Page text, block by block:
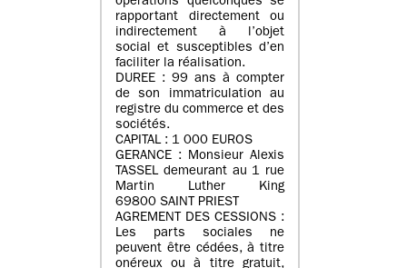
rapportant directement ou
indirectement à l’objet
social et susceptibles d’en
faciliter la réalisation.
DUREE : 99 ans à compter
de son immatriculation au
registre du commerce et des
sociétés.
CAPITAL : 1 000 EUROS
GERANCE : Monsieur Alexis
TASSEL demeurant au 1 rue
Martin Luther King
69800 SAINT PRIEST
AGREMENT DES CESSIONS :
Les parts sociales ne
peuvent être cédées, à titre
onéreux ou à titre gratuit,